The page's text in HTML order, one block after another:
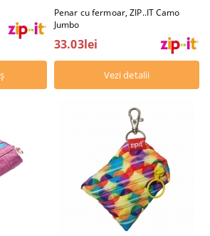
Penar cu fermoar, ZIP..IT Camo
Jumbo
33.03lei
Vezi detalii